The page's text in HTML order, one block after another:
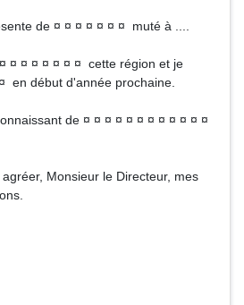
de ¤ ¤ ¤ ¤ ¤ ¤ ¤ muté à ....
¤ ¤ ¤ ¤ ¤ ¤ ¤ cette région et je
en début d'année prochaine.
de ¤ ¤ ¤ ¤ ¤ ¤ ¤ ¤ ¤ ¤ ¤ ¤
Monsieur le Directeur, mes